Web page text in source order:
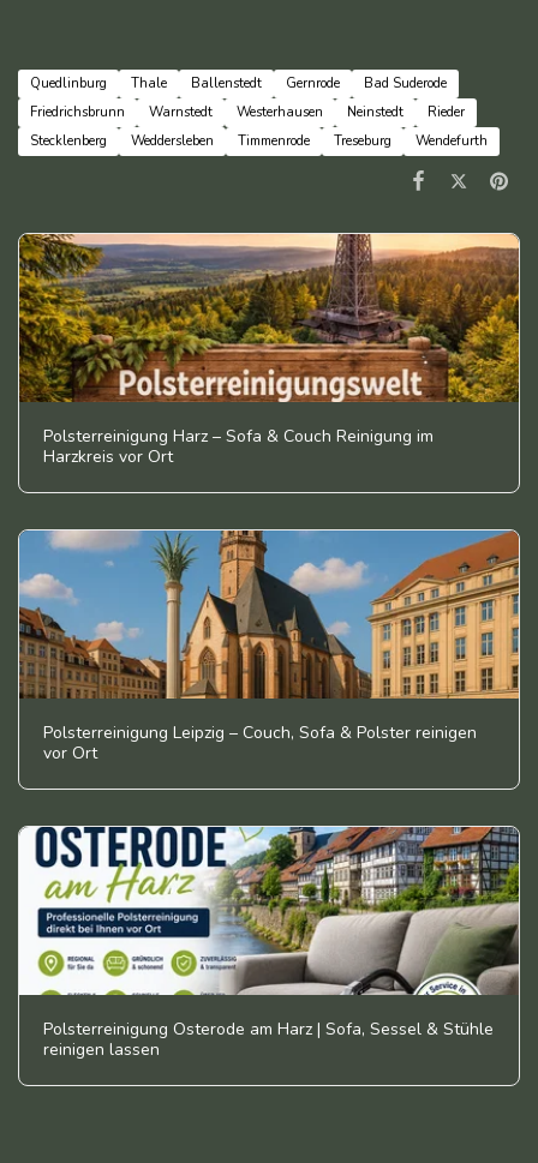
Quedlinburg Thale Ballenstedt Gernrode
Bad Suderode
Friedrichsbrunn
Warnstedt Westerhausen Neinstedt
Rieder
Stecklenberg
Weddersleben Timmenrode Treseburg Wendefurth
Polsterreinigung Harz – Sofa & Couch Reinigung im
Harzkreis vor Ort
Polsterreinigung Leipzig – Couch, Sofa & Polster reinigen
vor Ort
Polsterreinigung Osterode am Harz | Sofa, Sessel & Stühle
reinigen lassen